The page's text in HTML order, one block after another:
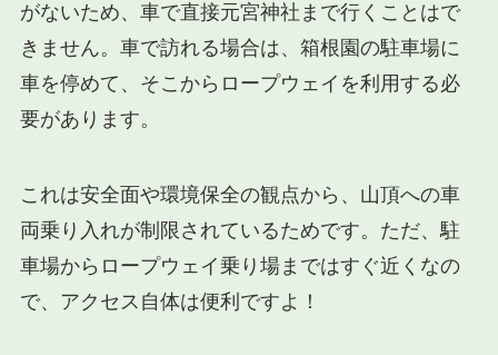
がないため、車で直接元宮神社まで行くことはで
きません。車で訪れる場合は、箱根園の駐車場に
車を停めて、そこからロープウェイを利用する必
要があります。
これは安全面や環境保全の観点から、山頂への車
両乗り入れが制限されているためです。ただ、駐
車場からロープウェイ乗り場まではすぐ近くなの
で、アクセス自体は便利ですよ！